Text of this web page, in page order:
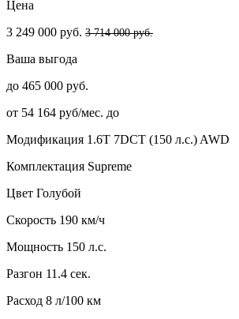
Цена
3 249 000 руб. 3 714 000 руб.
Ваша выгода
до 465 000 руб.
от 54 164 руб/мес. до
Модификация 1.6T 7DCT (150 л.с.) AWD
Комплектация Supreme
Цвет Голубой
Скорость 190 км/ч
Мощность 150 л.с.
Разгон 11.4 сек.
Расход 8 л/100 км